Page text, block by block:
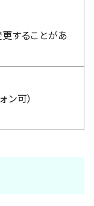
することがあ
可）